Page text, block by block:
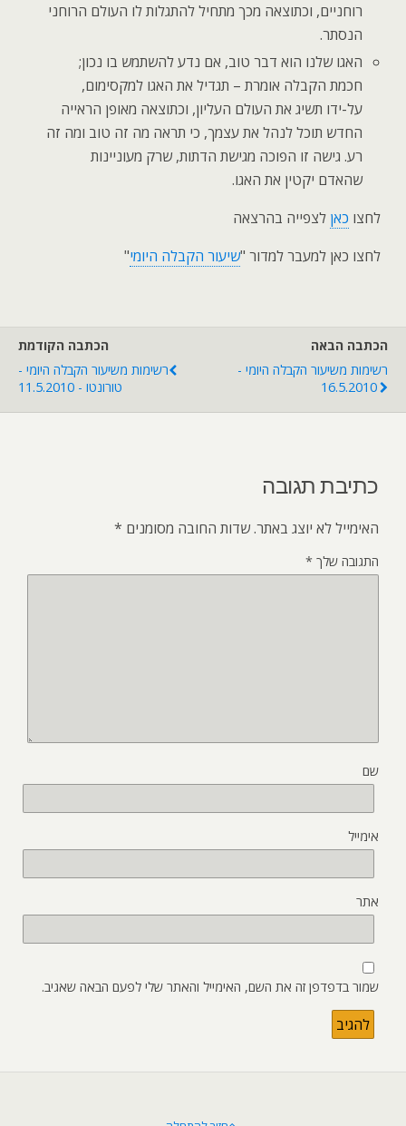
רוחניים, וכתוצאה מכך מתחיל להתגלות לו העולם הרוחני
הנסתר.
האגו שלנו הוא דבר טוב, אם נדע להשתמש בו נכון;
חכמת הקבלה אומרת – תגדיל את האגו למקסימום,
על-ידו תשיג את העולם העליון, וכתוצאה מאופן הראייה
החדש תוכל לנהל את עצמך, כי תראה מה זה טוב ומה זה
רע. גישה זו הפוכה מגישת הדתות, שרק מעוניינות
שהאדם יקטין את האגו.
לחצו כאן לצפייה בהרצאה
לחצו כאן למעבר למדור "שיעור הקבלה היומי"
הכתבה הקודמת
רשימות משיעור הקבלה היומי -
טורונטו - 11.5.2010
הכתבה הבאה
רשימות משיעור הקבלה היומי -
16.5.2010
כתיבת תגובה
האימייל לא יוצג באתר.שדות החובה מסומנים *
התגובה שלך *
שם
אימייל
אתר
שמור בדפדפן זה את השם, האימייל והאתר שלי לפעם הבאה שאגיב.